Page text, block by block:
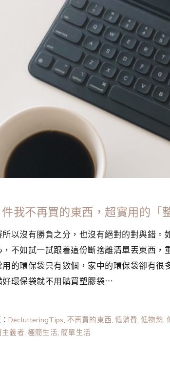
我不再買的東西，超實用的「
以沒有勝負之分，也沒有絕對的對與錯。
不如試一試跟着這份斷捨離清單丟東西，
的環保袋只有數個，家中的環保袋卻有很
環保袋就不用購買塑膠袋⋯
DeclutteringTips, 不再買的東西,低消費,低物慾,
義者, 極簡生活, 簡單生活